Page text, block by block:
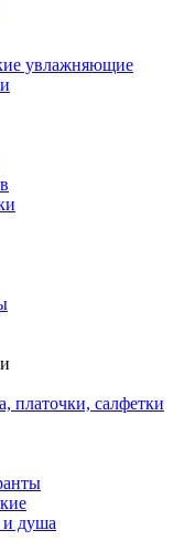
увлажняющие
платочки, салфетки
и душа